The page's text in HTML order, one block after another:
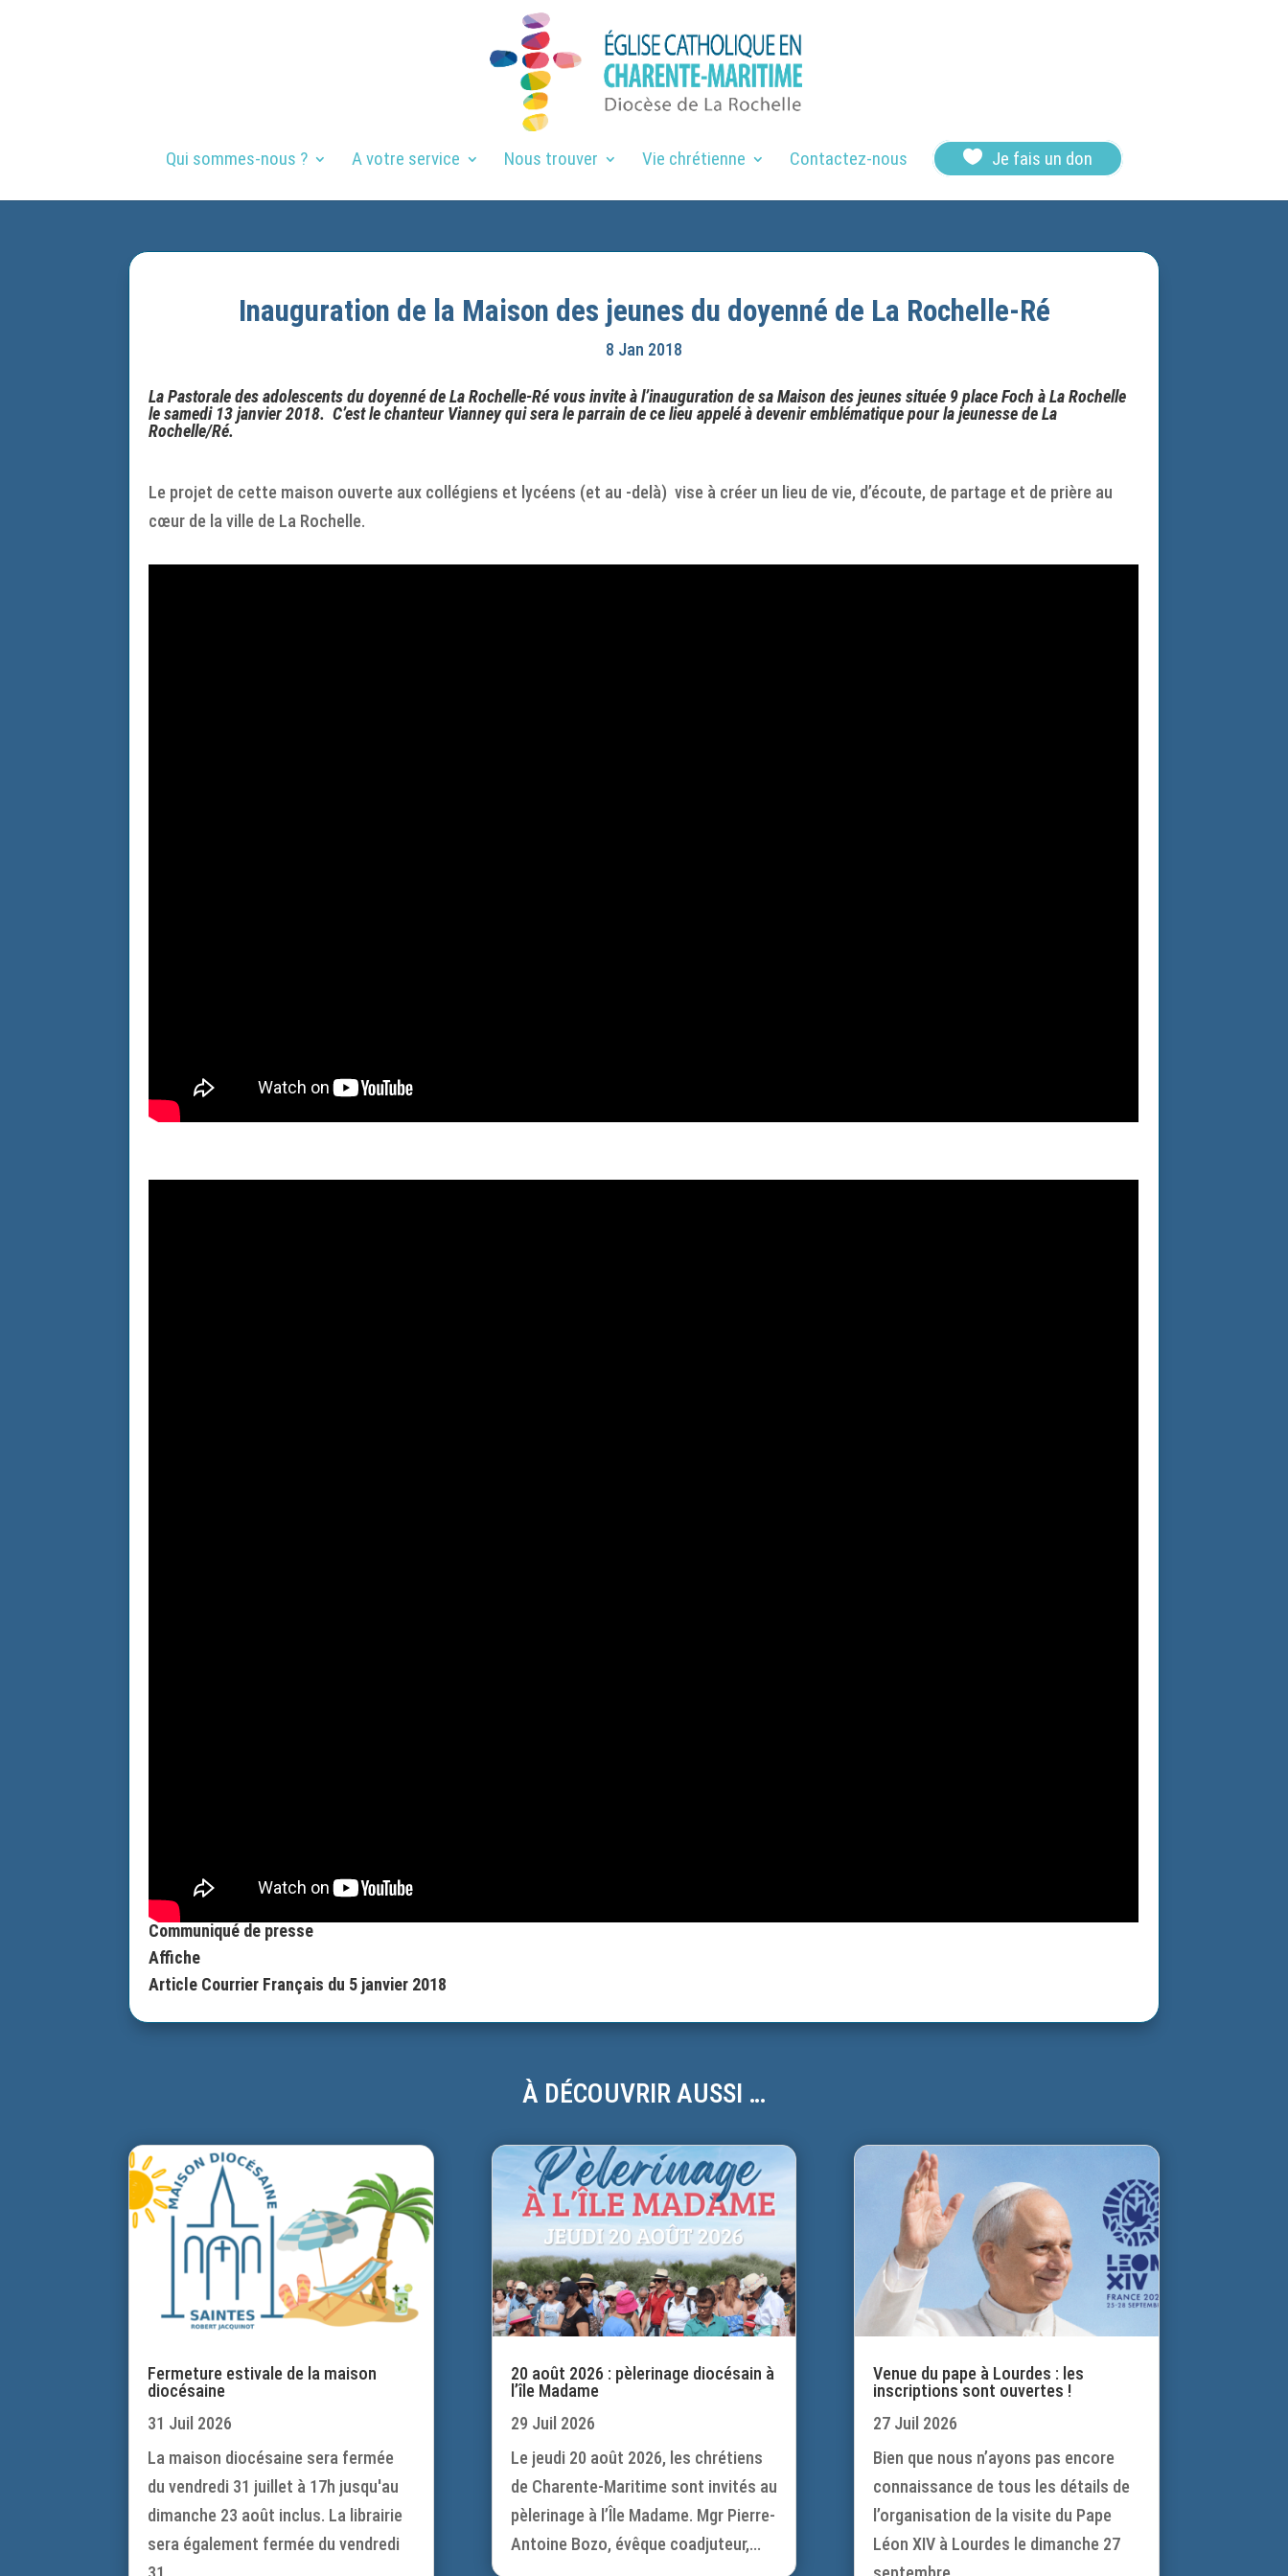
Qui sommes-nous ? A votre service Nous trouver Vie chrétienne Contactez-nous  Je fais un don
Inauguration de la Maison des jeunes du doyenné de La Rochelle-Ré
8 Jan 2018
La Pastorale des adolescents du doyenné de La Rochelle-Ré vous invite à l’inauguration de sa Maison des jeunes située 9 place Foch à La Rochelle
le samedi 13 janvier 2018. C’est le chanteur Vianney qui sera le parrain de ce lieu appelé à devenir emblématique pour la jeunesse de La
Rochelle/Ré.
Le projet de cette maison ouverte aux collégiens et lycéens (et au -delà) vise à créer un lieu de vie, d’écoute, de partage et de prière au
cœur de la ville de La Rochelle.
Communiqué de presse
Affiche
Article Courrier Français du 5 janvier 2018
À DÉCOUVRIR AUSSI …
Fermeture estivale de la maison
diocésaine
31 Juil 2026
La maison diocésaine sera fermée
du vendredi 31 juillet à 17h jusqu'au
dimanche 23 août inclus. La librairie
sera également fermée du vendredi
20 août 2026 : pèlerinage diocésain à
l’île Madame
29 Juil 2026
Le jeudi 20 août 2026, les chrétiens
de Charente-Maritime sont invités au
pèlerinage à l’Île Madame. Mgr Pierre-
Antoine Bozo, évêque coadjuteur,...
Venue du pape à Lourdes : les
inscriptions sont ouvertes !
27 Juil 2026
Bien que nous n’ayons pas encore
connaissance de tous les détails de
l’organisation de la visite du Pape
Léon XIV à Lourdes le dimanche 27